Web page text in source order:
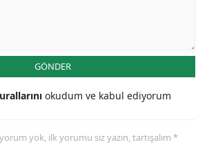
GÖNDER
okudum ve kabul ediyorum
yok, ilk yorumu siz yazın, tartışalım *